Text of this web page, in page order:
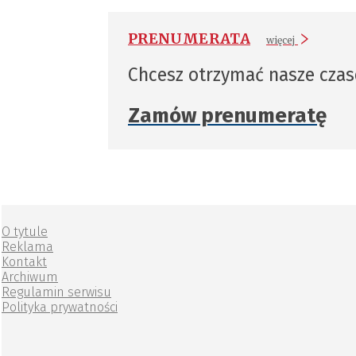
PRENUMERATA więcej
Chcesz otrzymać nasze
Zamów prenumeratę
O tytule
Reklama
Kontakt
Archiwum
Regulamin serwisu
Polityka prywatności